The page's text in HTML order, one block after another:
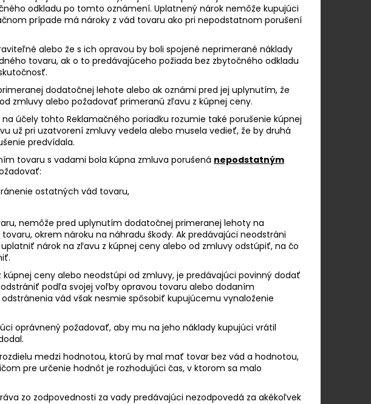
odkladu po tomto oznámení. Uplatnený nárok nemôže kupujúci
prípade má nároky z vád tovaru ako pri nepodstatnom porušení
alebo že s ich opravou by boli spojené neprimerané náklady
tovaru, ak o to predávajúceho požiada bez zbytočného odkladu
dodatočnej lehote alebo ak oznámi pred jej uplynutím, že
zmluvy alebo požadovať primeranú zľavu z kúpnej ceny.
účely tohto Reklamačného poriadku rozumie také porušenie kúpnej
už pri uzatvorení zmluvy vedela alebo musela vedieť, že by druhá
predvídala.
tovaru s vadami bola kúpna zmluva porušená nepodstatným
ostatných vád tovaru,
nemôže pred uplynutím dodatočnej primeranej lehoty na
okrem nároku na náhradu škody. Ak predávajúci neodstráni
nárok na zľavu z kúpnej ceny alebo od zmluvy odstúpiť, na čo
ceny alebo neodstúpi od zmluvy, je predávajúci povinný dodať
podľa svojej voľby opravou tovaru alebo dodaním
vád však nesmie spôsobiť kupujúcemu vynaloženie
oprávnený požadovať, aby mu na jeho náklady kupujúci vrátil
medzi hodnotou, ktorú by mal mať tovar bez vád a hodnotou,
pre určenie hodnôt je rozhodujúci čas, v ktorom sa malo
zo zodpovednosti za vady predávajúci nezodpovedá za akékoľvek